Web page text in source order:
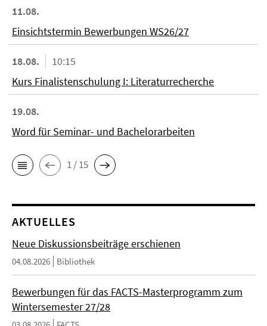
11.08.
Einsichtstermin Bewerbungen WS26/27
18.08.
10:15
Kurs Finalistenschulung I: Literaturrecherche
19.08.
Word für Seminar- und Bachelorarbeiten
1 / 15
AKTUELLES
Neue Diskussionsbeiträge erschienen
04.08.2026 Bibliothek
Bewerbungen für das FACTS-Masterprogramm zum
Wintersemester 27/28